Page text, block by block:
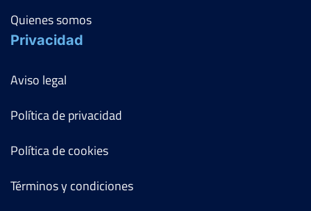
Quienes somos
Privacidad
Aviso legal
Política de privacidad
Política de cookies
Términos y condiciones